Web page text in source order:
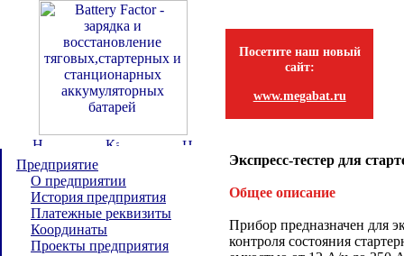
Посетите наш новый
сайт:
www.megabat.ru
Предприятие
О предприятии
История предприятия
Платежные реквизиты
Координаты
Проекты предприятия
Экспресс-тестер для
Общее описание
Прибор предназначен для
контроля состояния